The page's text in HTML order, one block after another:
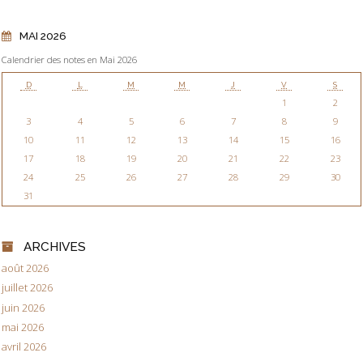
MAI 2026
Calendrier des notes en Mai 2026
D L M M J V S
1
2
3
4 5 6 7 8
9
10
11 12 13 14 15
16
17
18 19 20 21 22
23
24
25 26 27 28 29
30
31
ARCHIVES
août 2026
juillet 2026
juin 2026
mai 2026
avril 2026